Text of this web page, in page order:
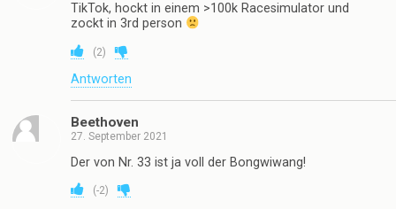
TikTok, hockt in einem >100k Racesimulator und
zockt in 3rd person
(2)
Antworten
Beethoven
27. September 2021
Der von Nr. 33 ist ja voll der Bongwiwang!
(-2)